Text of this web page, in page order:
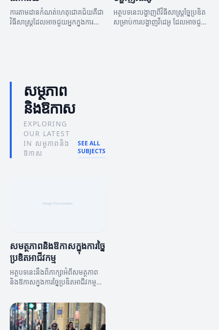
ការតាមដានកំណត់ហេតុជោគជ័យគឺជា
វិធីសាស្ត្រដែលអាចជួយអ្នកក្នុងការ
អត្ថបទនេះបង្ហាញពីវិធីសាស្ត្រច្នៃប្រឌិត
សម្រាប់ការបង្ហាញវីដេអូ ដែលអាចជួយ
សម្ថភាព
និងឱកាស
EXPLORING
OUR LATEST
IN សម្ថភាពនិង
ឱកាស
SEE ALL
SUBJECTS
សមត្ថភាពនិងឱកាសក្នុងការច្នៃ
ប្រឌិតអាជីវកម្ម
អត្ថបទនេះនឹងពិភាក្សាអំពីសមត្ថភាព
និងឱកាសក្នុងការច្នៃប្រឌិតអាជីវកម្ម
អាជីវកម្មថ្មីៗ។